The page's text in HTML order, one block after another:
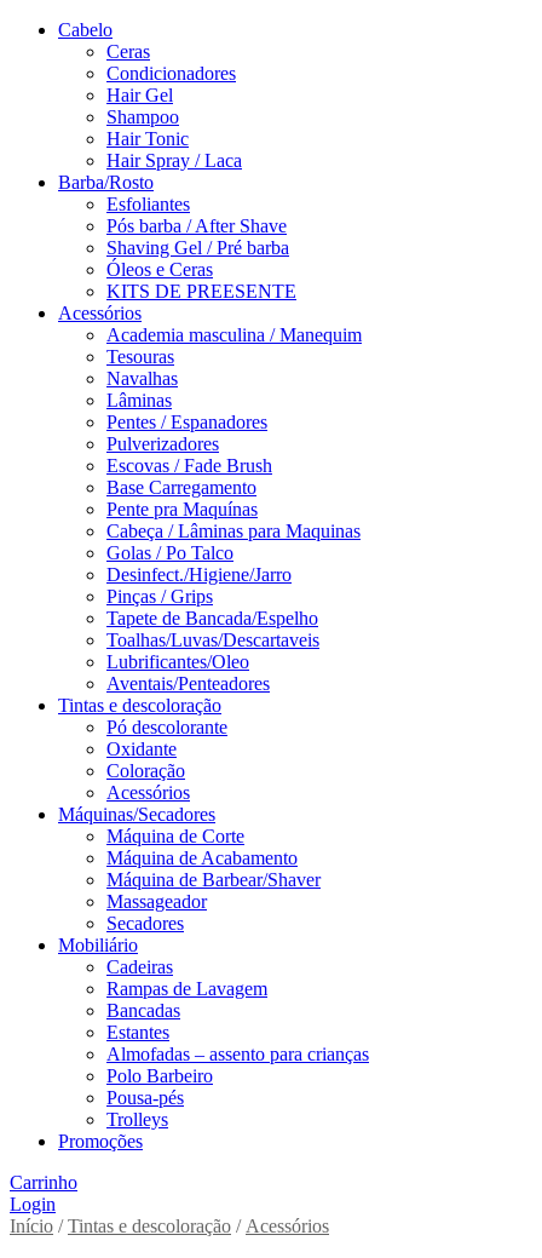
Cabelo
Ceras
Condicionadores
Hair Gel
Shampoo
Hair Tonic
Hair Spray / Laca
Barba/Rosto
Esfoliantes
Pós barba / After Shave
Shaving Gel / Pré barba
Óleos e Ceras
KITS DE PREESENTE
Acessórios
Academia masculina / Manequim
Tesouras
Navalhas
Lâminas
Pentes / Espanadores
Pulverizadores
Escovas / Fade Brush
Base Carregamento
Pente pra Maquínas
Cabeça / Lâminas para Maquinas
Golas / Po Talco
Desinfect./Higiene/Jarro
Pinças / Grips
Tapete de Bancada/Espelho
Toalhas/Luvas/Descartaveis
Lubrificantes/Oleo
Aventais/Penteadores
Tintas e descoloração
Pó descolorante
Oxidante
Coloração
Acessórios
Máquinas/Secadores
Máquina de Corte
Máquina de Acabamento
Máquina de Barbear/Shaver
Massageador
Secadores
Mobiliário
Cadeiras
Rampas de Lavagem
Bancadas
Estantes
Almofadas – assento para crianças
Polo Barbeiro
Pousa-pés
Trolleys
Promoções
Carrinho
Login
Início /Tintas e descoloração / Acessórios